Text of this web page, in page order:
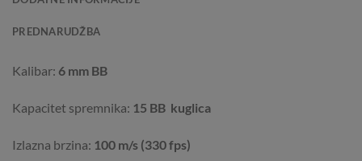
PREDNARUDŽBA
Kalibar: 6 mm BB
Kapacitet spremnika: 15 BB kuglica
Izlazna brzina: 100 m/s (330 fps)